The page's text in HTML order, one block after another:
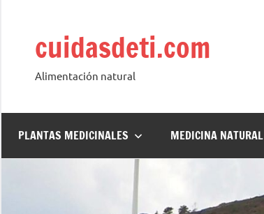
contenidocuidasdeti.com
Alimentación natural
PLANTAS MEDICINALES MEDICINA NATURAL